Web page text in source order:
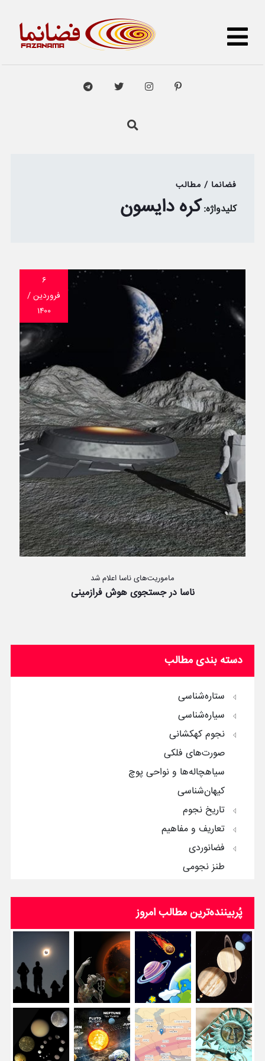
فضانما / مطالب
کلیدواژه: کره دایسون
۶
فروردین /
۱۴۰۰
ماموریت‌های ناسا اعلام شد
ناسا در جستجوی هوش فرازمینی
دسته بندی مطالب
ستاره‌شناسی
سیاره‌شناسی
نجوم کهکشانی
صورت‌های فلکی
سیاهچاله‌ها و نواحی پوچ
کیهان‌شناسی
تاریخ نجوم
تعاریف و مفاهیم
فضانوردی
طنز نجومی
پُربیننده‌ترین‌ مطالب امروز